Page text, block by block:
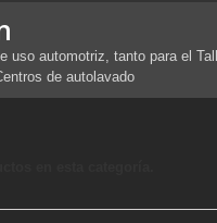
uso automotriz, tanto para el
de autolavado